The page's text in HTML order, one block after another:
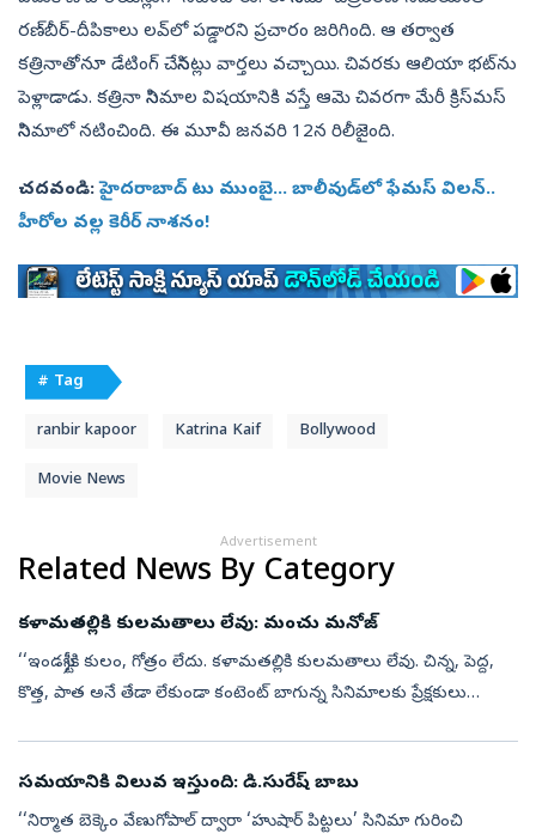
రణ్‌బీర్‌-దీపికాలు లవ్‌లో పడ్డారని ప్రచారం జరిగింది. ఆ తర్వాత
కత్రినాతోనూ డేటింగ్‌ చేసినట్లు వార్తలు వచ్చాయి. చివరకు ఆలియా భట్‌ను
పెళ్లాడాడు. కత్రినా సినిమాల విషయానికి వస్తే ఆమె చివరగా మేరీ క్రిస్‌మస్‌
సినిమాలో నటించింది. ఈ మూవీ జనవరి 12న రిలీజైంది.
చదవండి:హైదరాబాద్‌ టు ముంబై... బాలీవుడ్‌లో ఫేమస్‌ విలన్‌..
హీరోల వల్ల కెరీర్‌ నాశనం!
# Tag
ranbir kapoor Katrina Kaif Bollywood
Movie News
Advertisement
Related News By Category
కళామతల్లికి కులమతాలు లేవు: మంచు మనోజ్‌
‘‘ఇండస్ట్రీకి కులం, గోత్రం లేదు. కళామతల్లికి కులమతాలు లేవు. చిన్న, పెద్ద,
కొత్త, పాత అనే తేడా లేకుండా కంటెంట్‌ బాగున్న సినిమాలకు ప్రేక్షకులు
సమయానికి విలువ ఇస్తుంది: డి.సురేష్‌ బాబు
‘‘నిర్మాత బెక్కెం వేణుగోపాల్‌ ద్వారా ‘హుషార్‌ పిట్టలు’ సినిమా గురించి